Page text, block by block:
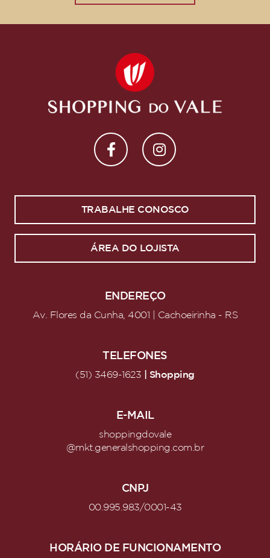
TRABALHE CONOSCO
ÁREA DO LOJISTA
ENDEREÇO
Av. Flores da Cunha, 4001 | Cachoeirinha - RS
TELEFONES
(51) 3469-1623 | Shopping
E-MAIL
shoppingdovale
@mkt.generalshopping.com.br
CNPJ
00.995.983/0001-43
HORÁRIO DE FUNCIONAMENTO